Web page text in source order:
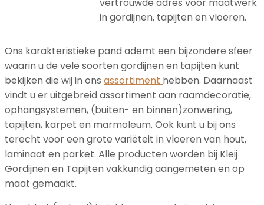
in gordijnen, tapijten en vloeren.
Ons karakteristieke pand ademt een bijzondere sfeer
waarin u de vele soorten gordijnen en tapijten kunt
bekijken die wij in ons assortiment hebben. Daarnaast
vindt u er uitgebreid assortiment aan raamdecoratie,
ophangsystemen, (buiten- en binnen)zonwering,
tapijten, karpet en marmoleum. Ook kunt u bij ons
terecht voor een grote variëteit in vloeren van hout,
laminaat en parket. Alle producten worden bij Kleij
Gordijnen en Tapijten vakkundig aangemeten en op
maat gemaakt.